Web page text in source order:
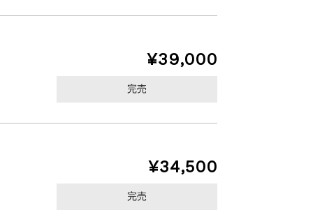
¥39,000
完売
¥34,500
完売